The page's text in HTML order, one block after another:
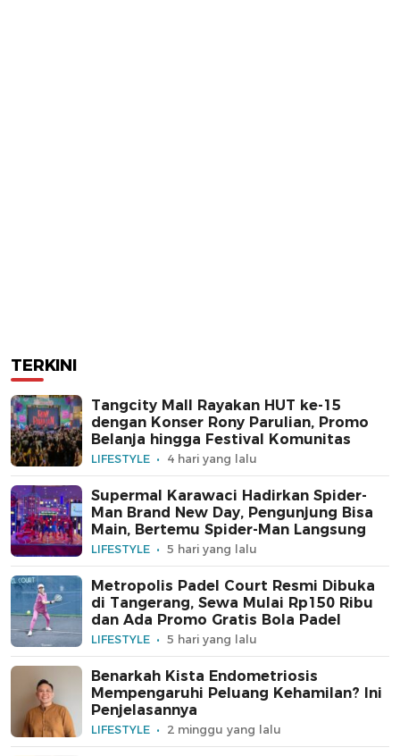
TERKINI
Tangcity Mall Rayakan HUT ke-15
dengan Konser Rony Parulian, Promo
Belanja hingga Festival Komunitas
LIFESTYLE 4 hari yang lalu
Supermal Karawaci Hadirkan Spider-
Man Brand New Day, Pengunjung Bisa
Main, Bertemu Spider-Man Langsung
LIFESTYLE 5 hari yang lalu
Metropolis Padel Court Resmi Dibuka
di Tangerang, Sewa Mulai Rp150 Ribu
dan Ada Promo Gratis Bola Padel
LIFESTYLE 5 hari yang lalu
Benarkah Kista Endometriosis
Mempengaruhi Peluang Kehamilan? Ini
Penjelasannya
LIFESTYLE 2 minggu yang lalu